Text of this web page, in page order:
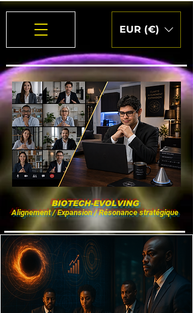
EUR (€)
BIOTECH-EVOLVING
Alignement / Expansion / Résonance stratégique